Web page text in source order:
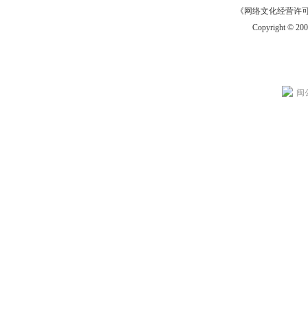
《网络文化经营许
Copyright ©
闽